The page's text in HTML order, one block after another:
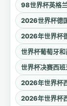
98世界杯英格
2026世界杯德
2026年世界杯
世界杯葡萄牙
世界杯决赛西
2026年世界杯
2026年世界杯